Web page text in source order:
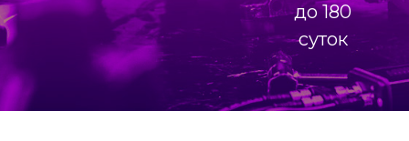
до 180
суток